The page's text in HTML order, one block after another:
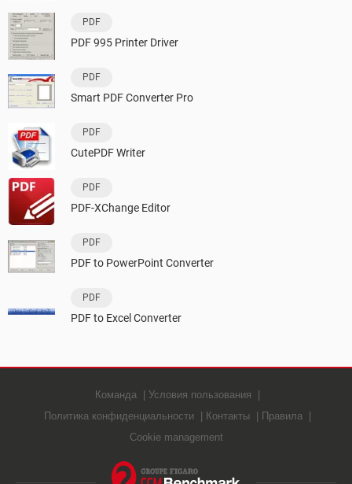
PDF
PDF 995 Printer Driver
PDF
Smart PDF Converter Pro
PDF
CutePDF Writer
PDF
PDF-XChange Editor
PDF
PDF to PowerPoint Converter
PDF
PDF to Excel Converter
Команда
Условия пользования
Политика конфиденциальности
Контакты
Правила
Cookie management